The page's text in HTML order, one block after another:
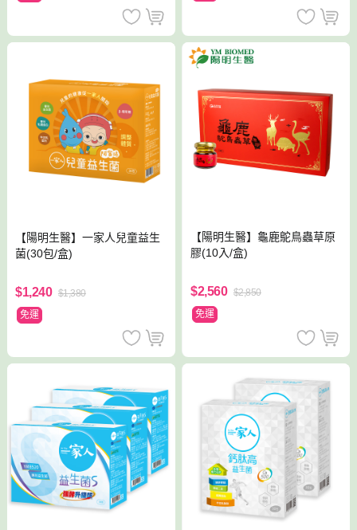
【陽明生醫】一家人兒童益生
菌(30包/盒)
$1,240 $1,380
免運
【陽明生醫】龜鹿鴕鳥蟲草原
膠(10入/盒)
$2,560 $2,850
免運